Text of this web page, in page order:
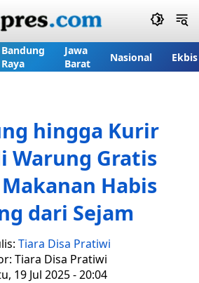
Bandung
Raya
Jawa
Barat
Nasional Ekbis
hingga Kurir
Warung Gratis
Habis
dari Sejam
Tiara Disa Pratiwi
Tiara Disa Pratiwi
19 Jul 2025 - 20:04